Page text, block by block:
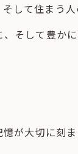
して住まう人
そして豊か
が大切に刻